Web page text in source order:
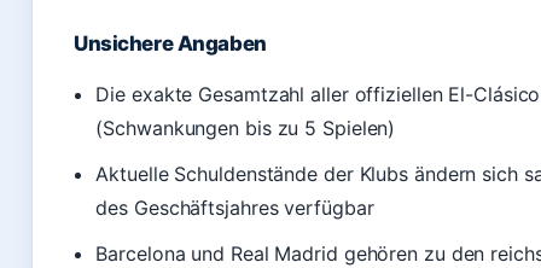
Unsichere Angaben
Die exakte Gesamtzahl aller offiziellen El-
(Schwankungen bis zu 5 Spielen)
Aktuelle Schuldenstände der Klubs ändern sich
des Geschäftsjahres verfügbar
Barcelona und Real Madrid gehören zu den